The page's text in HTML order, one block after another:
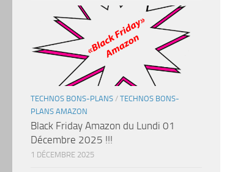
TECHNOS BONS-PLANS / TECHNOS BONS-
PLANS AMAZON
Black Friday Amazon du Lundi 01
Décembre 2025 !!!
1 DÉCEMBRE 2025